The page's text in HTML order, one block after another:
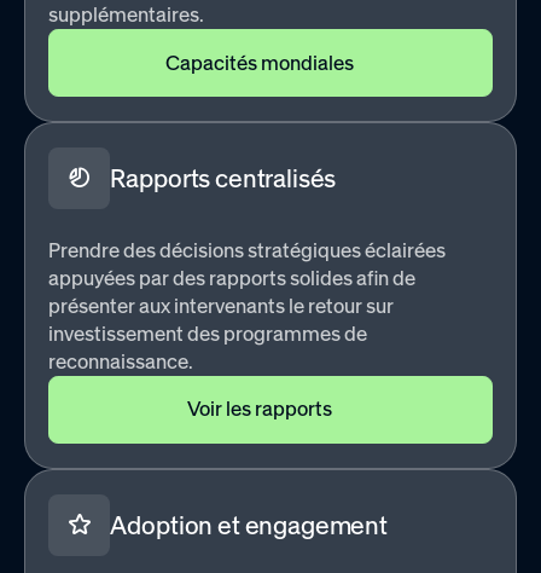
supplémentaires.
Capacités mondiales
Rapports centralisés
Prendre des décisions stratégiques éclairées
appuyées par des rapports solides afin de
présenter aux intervenants le retour sur
investissement des programmes de
reconnaissance.
Voir les rapports
Adoption et engagement